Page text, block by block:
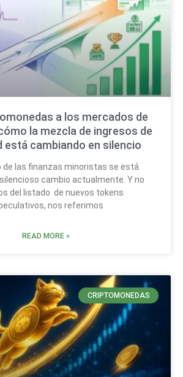
a los mercados de
la mezcla de ingresos de
está cambiando en silencio
de las finanzas minoristas se está
cambio actualmente. Y no
del listado de nuevos tokens
nos referimos
READ MORE »
CRIPTOMONEDAS